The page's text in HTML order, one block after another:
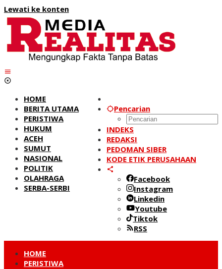
Lewati ke konten
Pencarian
INDEKS
REDAKSI
PEDOMAN SIBER
KODE ETIK PERUSAHAAN
Facebook
Instagram
Linkedin
Youtube
Tiktok
RSS
HOME
BERITA UTAMA
PERISTIWA
HUKUM
ACEH
SUMUT
NASIONAL
POLITIK
OLAHRAGA
SERBA-SERBI
HOME
PERISTIWA